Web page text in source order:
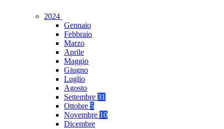
2024
Gennaio
Febbraio
Marzo
Aprile
Maggio
Giugno
Luglio
Agosto
Settembre 31
Ottobre 5
Novembre 10
Dicembre